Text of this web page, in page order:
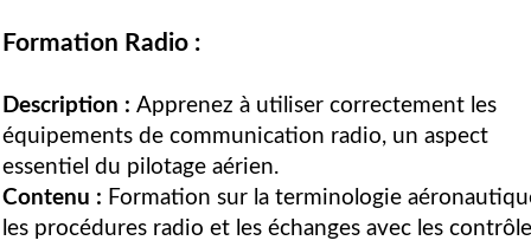
Formation Radio :
Description : Apprenez à utiliser correctement les
équipements de communication radio, un aspect
essentiel du pilotage aérien.
Contenu : Formation sur la terminologie
les procédures radio et les échanges avec les